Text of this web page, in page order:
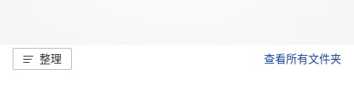
整理 查看所有文件夹